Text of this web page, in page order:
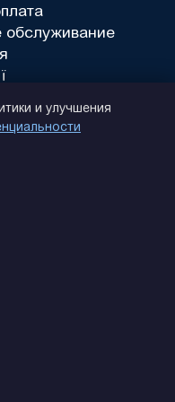
обслуживание
и улучшения